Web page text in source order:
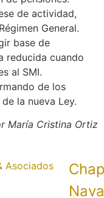
de actividad,
General.
base de
reducida cuando
al SMI.
de los
la nueva Ley.
María Cristina Ortiz